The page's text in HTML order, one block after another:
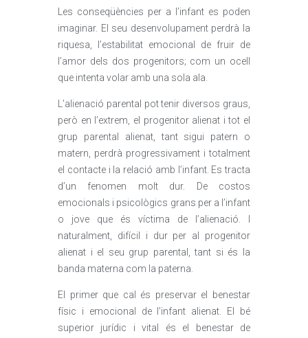
Les conseqüències per a l’infant es poden
imaginar. El seu desenvolupament perdrà la
riquesa, l’estabilitat emocional de fruir de
l’amor dels dos progenitors; com un ocell
que intenta volar amb una sola ala.
L’alienació parental pot tenir diversos graus,
però en l’extrem, el progenitor alienat i tot el
grup parental alienat, tant sigui patern o
matern, perdrà progressivament i totalment
el contacte i la relació amb l’infant. Es tracta
d’un fenomen molt dur. De costos
emocionals i psicològics grans per a l’infant
o jove que és víctima de l’alienació. I
naturalment, difícil i dur per al progenitor
alienat i el seu grup parental, tant si és la
banda materna com la paterna.
El primer que cal és preservar el benestar
físic i emocional de l’infant alienat. El bé
superior jurídic i vital és el benestar de